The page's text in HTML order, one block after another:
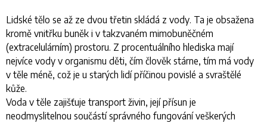
Lidské tělo se až ze dvou třetin skládá z vody. Ta je obsažena
kromě vnitřku buněk i v takzvaném mimobuněčném
(extracelulárním) prostoru. Z procentuálního hlediska mají
nejvíce vody v organismu děti, čím člověk stárne, tím má vody
v těle méně, což je u starých lidí příčinou povislé a svraštělé
kůže.
Voda v těle zajišťuje transport živin, její přísun je
neodmyslitelnou součástí správného fungování veškerých